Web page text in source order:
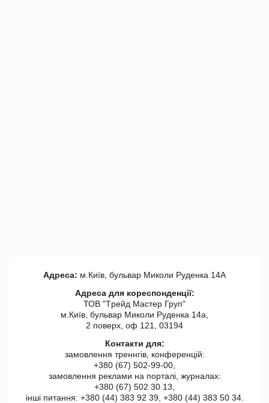
Адреса: м.Київ, бульвар Миколи Руденка 14А
Адреса для кореспонденції:
ТОВ "Tрейд Мастер Груп"
м.Київ, бульвар Миколи Руденка 14а,
2 поверх, оф 121, 03194
Контакти для:
замовлення треннгів, конференцій:
+380 (67) 502-99-00,
замовлення реклами на порталі, журналах:
+380 (67) 502 30 13,
інші питання: +380 (44) 383 92 39, +380 (44) 383 50 34.